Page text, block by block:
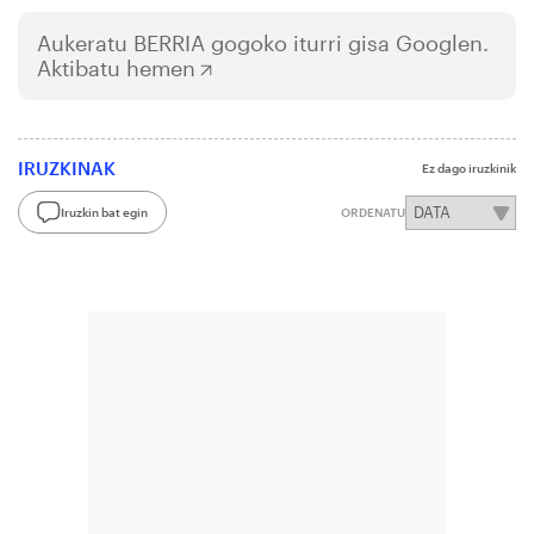
Aukeratu BERRIA gogoko iturri gisa Googlen.
Aktibatu hemen
IRUZKINAK Ez dago iruzkinik
Iruzkin bat egin ORDENATU